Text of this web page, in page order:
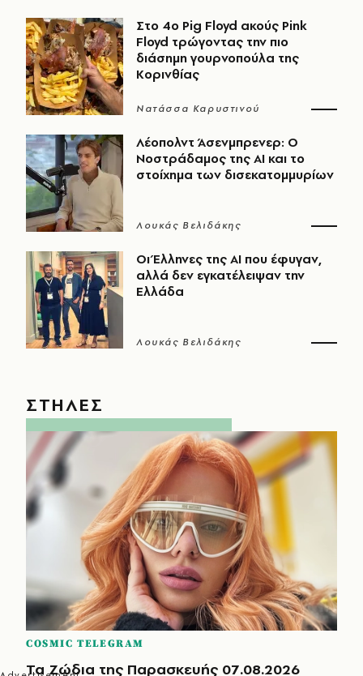
Στο 4ο Pig Floyd ακούς Pink
Floyd τρώγοντας την πιο
διάσημη γουρνοπούλα της
Κορινθίας
Νατάσσα Καρυστινού
Λέοπολντ Άσενμπρενερ: Ο
Νοστράδαμος της AI και το
στοίχημα των δισεκατομμυρίων
Λουκάς Βελιδάκης
Οι Έλληνες της ΑΙ που έφυγαν,
αλλά δεν εγκατέλειψαν την
Ελλάδα
Λουκάς Βελιδάκης
ΣΤΗΛΕΣ
COSMIC TELEGRAM
Τα Ζώδια της Παρασκευής 07.08.2026